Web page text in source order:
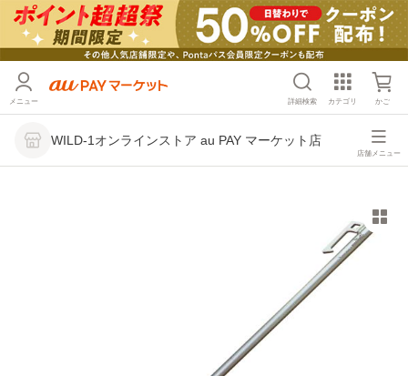
メニュー 詳細検索 カテゴリ かご
WILD-1オンラインストア au PAY マーケット店
店舗メニュー